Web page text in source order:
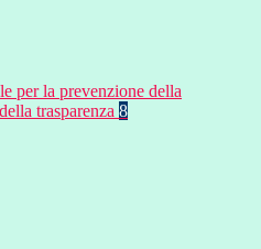
per la prevenzione della
trasparenza 8